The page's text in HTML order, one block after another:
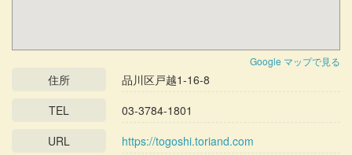
Google マップで見る
住所
品川区戸越1-16-8
TEL
03-3784-1801
URL
https://togoshi.toriand.com